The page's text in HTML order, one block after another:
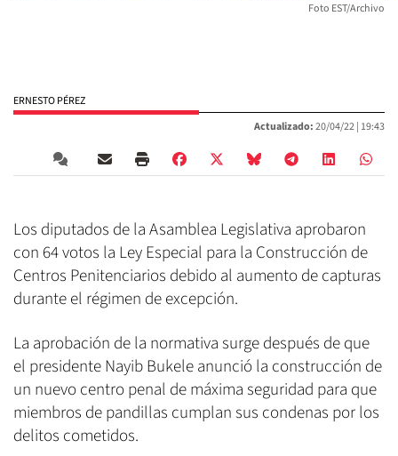
Foto EST/Archivo
ERNESTO PÉREZ
Actualizado:20/04/22 | 19:43
Los diputados de la Asamblea Legislativa aprobaron
con 64 votos la Ley Especial para la Construcción de
Centros Penitenciarios debido al aumento de capturas
durante el régimen de excepción.
La aprobación de la normativa surge después de que
el presidente Nayib Bukele anunció la construcción de
un nuevo centro penal de máxima seguridad para que
miembros de pandillas cumplan sus condenas por los
delitos cometidos.